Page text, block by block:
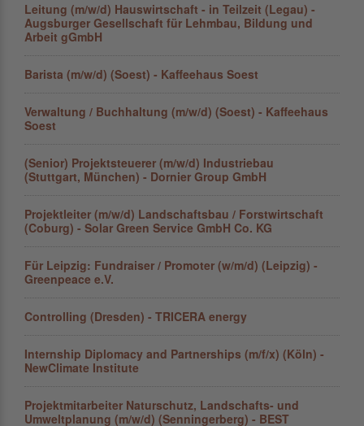
Leitung (m/w/d) Hauswirtschaft - in Teilzeit (Legau) -
Augsburger Gesellschaft für Lehmbau, Bildung und
Arbeit gGmbH
Barista (m/w/d) (Soest) - Kaffeehaus Soest
Verwaltung / Buchhaltung (m/w/d) (Soest) - Kaffeehaus
Soest
(Senior) Projektsteuerer (m/w/d) Industriebau
(Stuttgart, München) - Dornier Group GmbH
Projektleiter (m/w/d) Landschaftsbau / Forstwirtschaft
(Coburg) - Solar Green Service GmbH Co. KG
Für Leipzig: Fundraiser / Promoter (w/m/d) (Leipzig) -
Greenpeace e.V.
Controlling (Dresden) - TRICERA energy
Internship Diplomacy and Partnerships (m/f/x) (Köln) -
NewClimate Institute
Projektmitarbeiter Naturschutz, Landschafts- und
Umweltplanung (m/w/d) (Senningerberg) - BEST